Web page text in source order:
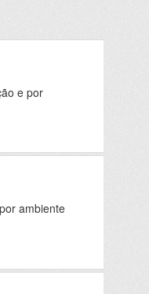
e por
ambiente